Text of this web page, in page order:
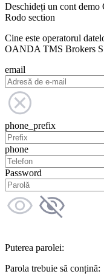
Deschideți un cont
Rodo section
Cine este operatorul
OANDA TMS Brokers
email
phone_prefix
phone
Password
Puterea parolei:
Parola trebuie să conțină: